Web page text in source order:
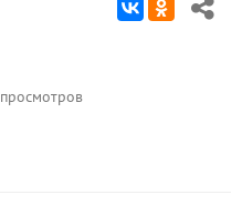
просмотров